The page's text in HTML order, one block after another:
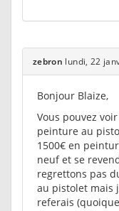
zebron lundi, 22
Bonjour Blaize,
Vous pouvez
peinture au
1500€ en
neuf et se
regrettons pas
au pistolet mais
referais